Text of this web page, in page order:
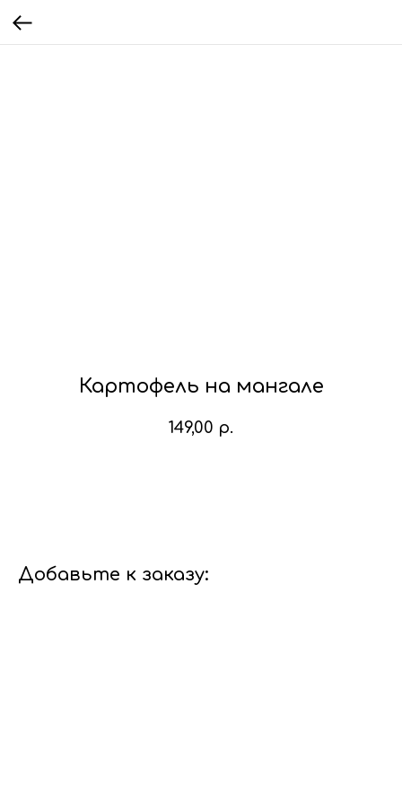
Картофель на мангале
149,00 р.
Добавьте к заказу: